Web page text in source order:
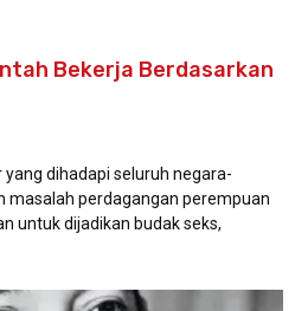
Bekerja Berdasarkan
dihadapi seluruh negara-
masalah perdagangan perempuan
untuk dijadikan budak seks,